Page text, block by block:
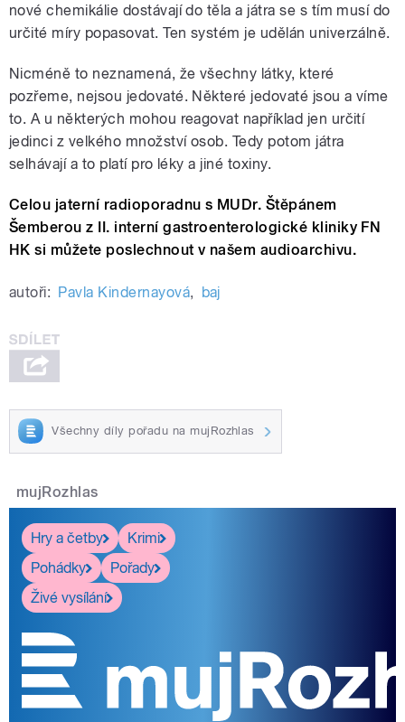
nové chemikálie dostávají do těla a játra se s tím musí do
určité míry popasovat. Ten systém je udělán univerzálně.
Nicméně to neznamená, že všechny látky, které
pozřeme, nejsou jedovaté. Některé jedovaté jsou a víme
to. A u některých mohou reagovat například jen určití
jedinci z velkého množství osob. Tedy potom játra
selhávají a to platí pro léky a jiné toxiny.
Celou jaterní radioporadnu s MUDr. Štěpánem
Šemberou z II. interní gastroenterologické kliniky FN
HK si můžete poslechnout v našem audioarchivu.
autoři: Pavla Kindernayová, baj
Všechny díly pořadu na mujRozhlas
mujRozhlas
Hry a četby
Krimi
Pohádky
Pořady
Živé vysílání